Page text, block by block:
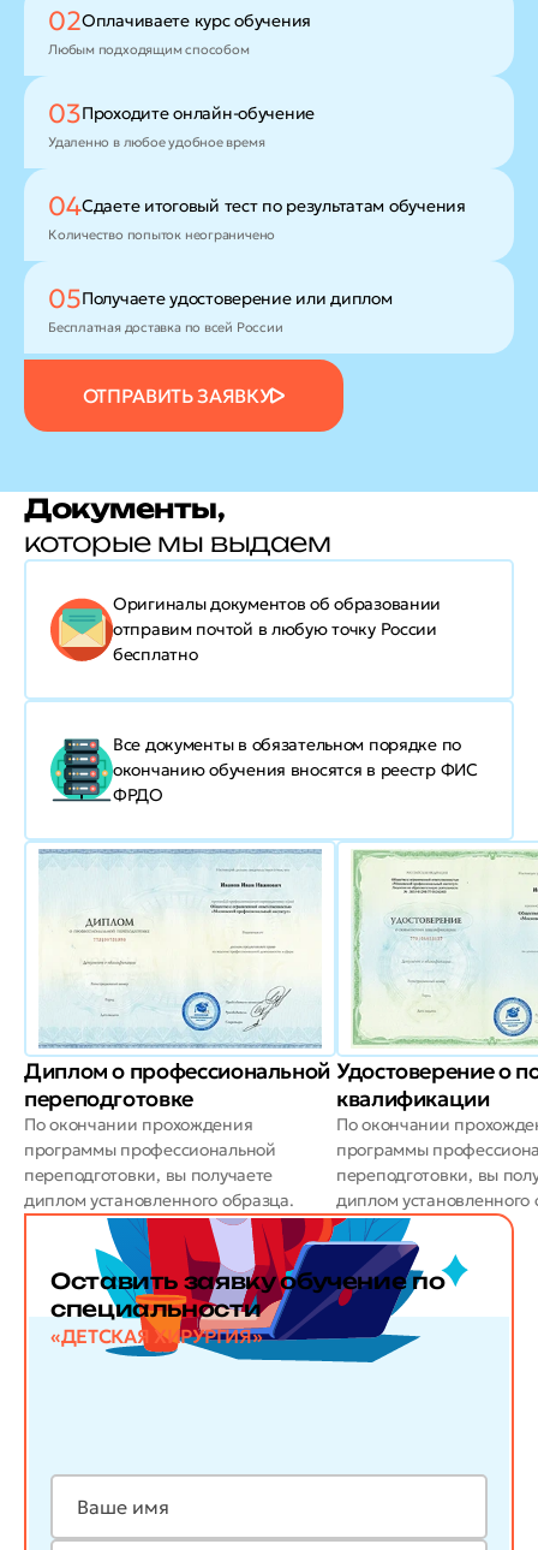
ОТПРАВИТЬ ЗАЯВКУ
02Оплачиваете курс обучения
Любым подходящим способом
03Проходитеонлайн-обучение
Удаленно в любое удобное время
04Сдаете итоговый тест по результатам обучения
Количество попыток неограничено
05Получаете удостоверение или диплом
Бесплатная доставка по всей России
Документы,
которые мы выдаем
Оригиналы документов об образовании
отправим почтой в любую точку России
бесплатно
Все документы в обязательном порядке по
окончанию обучения вносятся в реестр ФИС
ФРДО
Диплом о профессиональной
переподготовке
По окончании прохождения
программы профессиональной
переподготовки, вы получаете
диплом установленного образца.
Удостоверение о
квалификации
По окончании
программы
переподготовки, вы
диплом установленного
Оставить заявку обучение по
специальности
«ДЕТСКАЯ ХИРУРГИЯ»